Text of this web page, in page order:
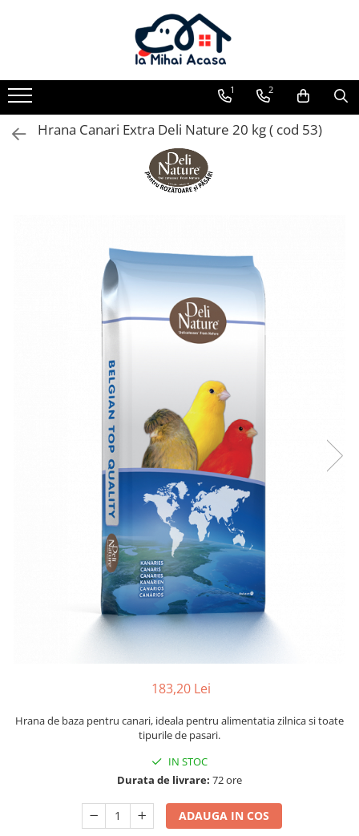
Pachete promotionale
Pachete promotionale
Pachete promotionale
Test gratuit 1 2
Hrana Canari Extra Deli Nature 20 kg ( cod 53)
183,20 Lei
Hrana de baza pentru canari, ideala pentru alimentatia zilnica si toate
tipurile de pasari.
IN STOC
Durata de livrare: 72 ore
ADAUGA IN COS